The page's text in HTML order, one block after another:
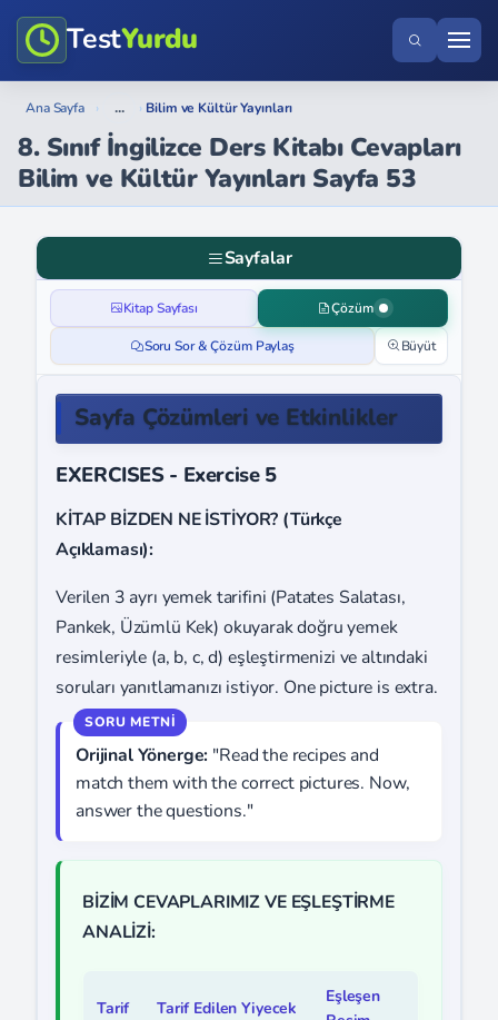
TestYurdu
Ana Sayfa › ... › Bilim ve Kültür Yayınları
8. Sınıf İngilizce Ders Kitabı Cevapları
Bilim ve Kültür Yayınları Sayfa 53
Sayfalar
Kitap Sayfası Çözüm
Soru Sor & Çözüm Paylaş Büyüt
Sayfa Çözümleri ve Etkinlikler
EXERCISES - Exercise 5
KİTAP BİZDEN NE İSTİYOR? (Türkçe
Açıklaması):
Verilen 3 ayrı yemek tarifini (Patates Salatası,
Pankek, Üzümlü Kek) okuyarak doğru yemek
resimleriyle (a, b, c, d) eşleştirmenizi ve altındaki
soruları yanıtlamanızı istiyor. One picture is extra.
Orijinal Yönerge: "Read the recipes and
match them with the correct pictures. Now,
answer the questions."
BİZİM CEVAPLARIMIZ VE EŞLEŞTİRME
ANALİZİ:
Tarif
Tarif Edilen Yiyecek
Eşleşen